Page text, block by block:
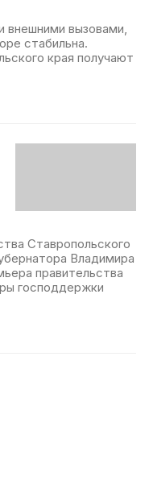
внешними вызовами,
стабильна.
края получают
Ставропольского
Владимира
правительства
господдержки